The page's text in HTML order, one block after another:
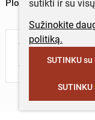
Plotis – 39,5 cm
Turite daugiau
Parašykite mums!
sutikti ir su
Sužinokite
politiką.
SUTINKU